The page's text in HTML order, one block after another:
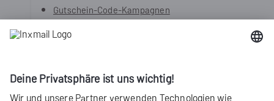
Gutschein-Code-Kampagnen
Barcode-Kampagnen (CSV)